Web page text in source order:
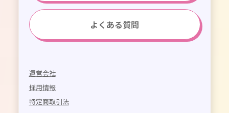
よくある質問
運営会社
採用情報
特定商取引法